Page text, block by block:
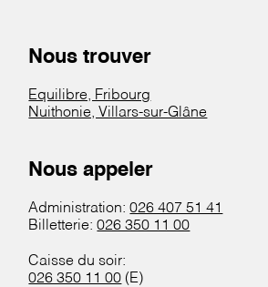
Nous trouver
Equilibre, Fribourg
Nuithonie, Villars-sur-Glâne
Nous appeler
Administration:026 407 51 41
Billetterie:026 350 11 00
Caisse du soir:
026 350 11 00 (E)